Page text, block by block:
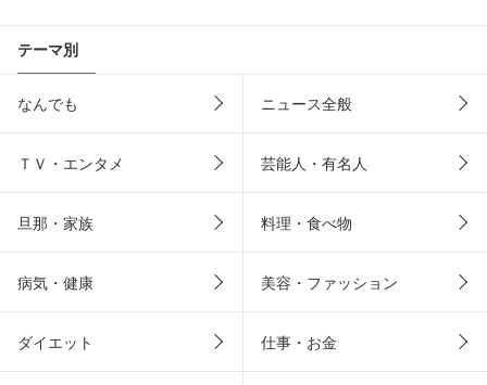
テーマ別
なんでも ニュース全般
ＴＶ・エンタメ 芸能人・有名人
旦那・家族 料理・食べ物
病気・健康 美容・ファッション
ダイエット 仕事・お金